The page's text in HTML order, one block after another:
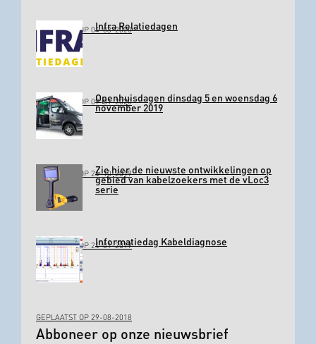
GEPLAATST OP 04-03-2020Infra Relatiedagen
GEPLAATST OP 09-01-2020Openhuisdagen dinsdag 5 en woensdag 6
november 2019
GEPLAATST OP 24-10-2019Zie hier de nieuwste ontwikkelingen op
gebied van kabelzoekers met de vLoc3
serie
GEPLAATST OP 24-01-2019Informatiedag Kabeldiagnose
GEPLAATST OP 29-08-2018
Abboneer op onze nieuwsbrief